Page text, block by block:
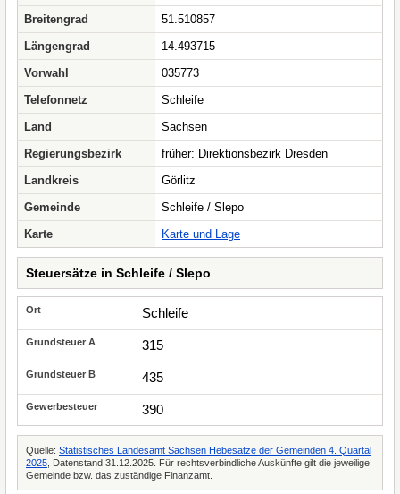
Breitengrad
51.510857
Längengrad
14.493715
Vorwahl
035773
Telefonnetz
Schleife
Land
Sachsen
Regierungsbezirk
früher: Direktionsbezirk Dresden
Landkreis
Görlitz
Gemeinde
Schleife / Slepo
Karte
Karte und Lage
Steuersätze in Schleife / Slepo
Schleife
315
435
390
Quelle: Statistisches Landesamt Sachsen Hebesätze der Gemeinden 4. Quartal
2025 , Datenstand 31.12.2025. Für rechtsverbindliche Auskünfte gilt die jeweilige
Gemeinde bzw. das zuständige Finanzamt.